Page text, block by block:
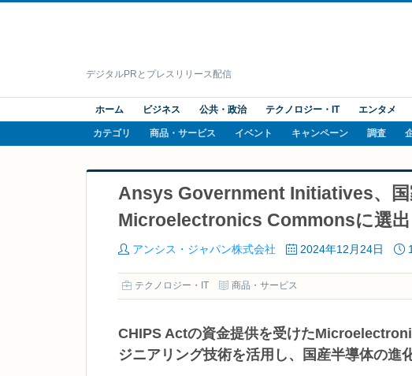
デジタルPRとプレスリリース配信
ホーム ビジネス 公共・政治 テクノロジー・IT エンタメ
カテゴリ 商品・サービス イベント キャンペーン 調査
Ansys Government Initiatives、国
Microelectronics Commonsに選出
アンシス・ジャパン株式会社 2024年12月24日
テクノロジー・IT 商品・サービス
CHIPS Actの資金提供を受けた
ジニアリング技術を活用し、国産半導体の進